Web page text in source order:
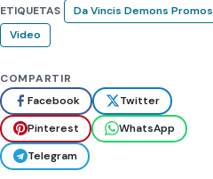
ETIQUETAS
Da Vincis Demons Promos
Video
COMPARTIR
Facebook
Twitter
Pinterest
WhatsApp
Telegram